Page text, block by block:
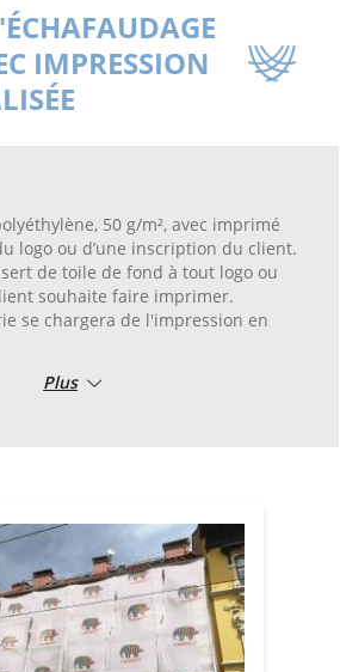
IMPRESSION
50 g/m², avec imprimé
logo ou d’une inscription du client.
de toile de fond à tout logo ou
souhaite faire imprimer.
se chargera de l'impression en
25 m.
Plus